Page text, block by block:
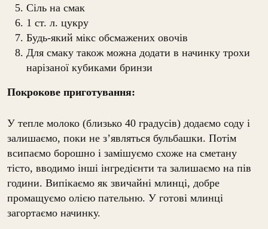
Сіль на смак
1 ст. л. цукру
Будь-який мікс обсмажених овочів
Для смаку також можна додати в начинку трохи
нарізаної кубиками бринзи
Покрокове приготування:
У тепле молоко (близько 40 градусів) додаємо соду і
залишаємо, поки не з’являться бульбашки. Потім
всипаємо борошно і замішуємо схоже на сметану
тісто, вводимо інші інгредієнти та залишаємо на пів
години. Випікаємо як звичайні млинці, добре
промащуємо олією пательню. У готові млинці
загортаємо начинку.